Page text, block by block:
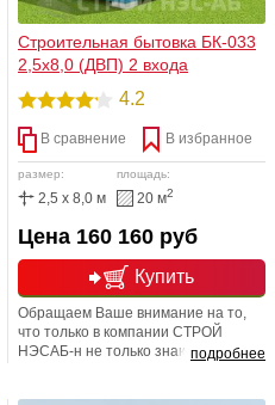
Строительная бытовка БК-033
2,5х8,0 (ДВП) 2 входа
4.2
В сравнение В избранное
размер:
2,5 x 8,0 м
площадь:
20 м2
Купить
Цена 160 160 руб
подробнее
Обращаем Ваше внимание на то,
что только в компании СТРОЙ
НЭСАБ-н не только знают,